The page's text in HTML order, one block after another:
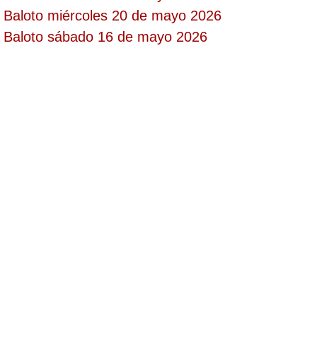
Baloto miércoles 20 de mayo 2026
Baloto sábado 16 de mayo 2026